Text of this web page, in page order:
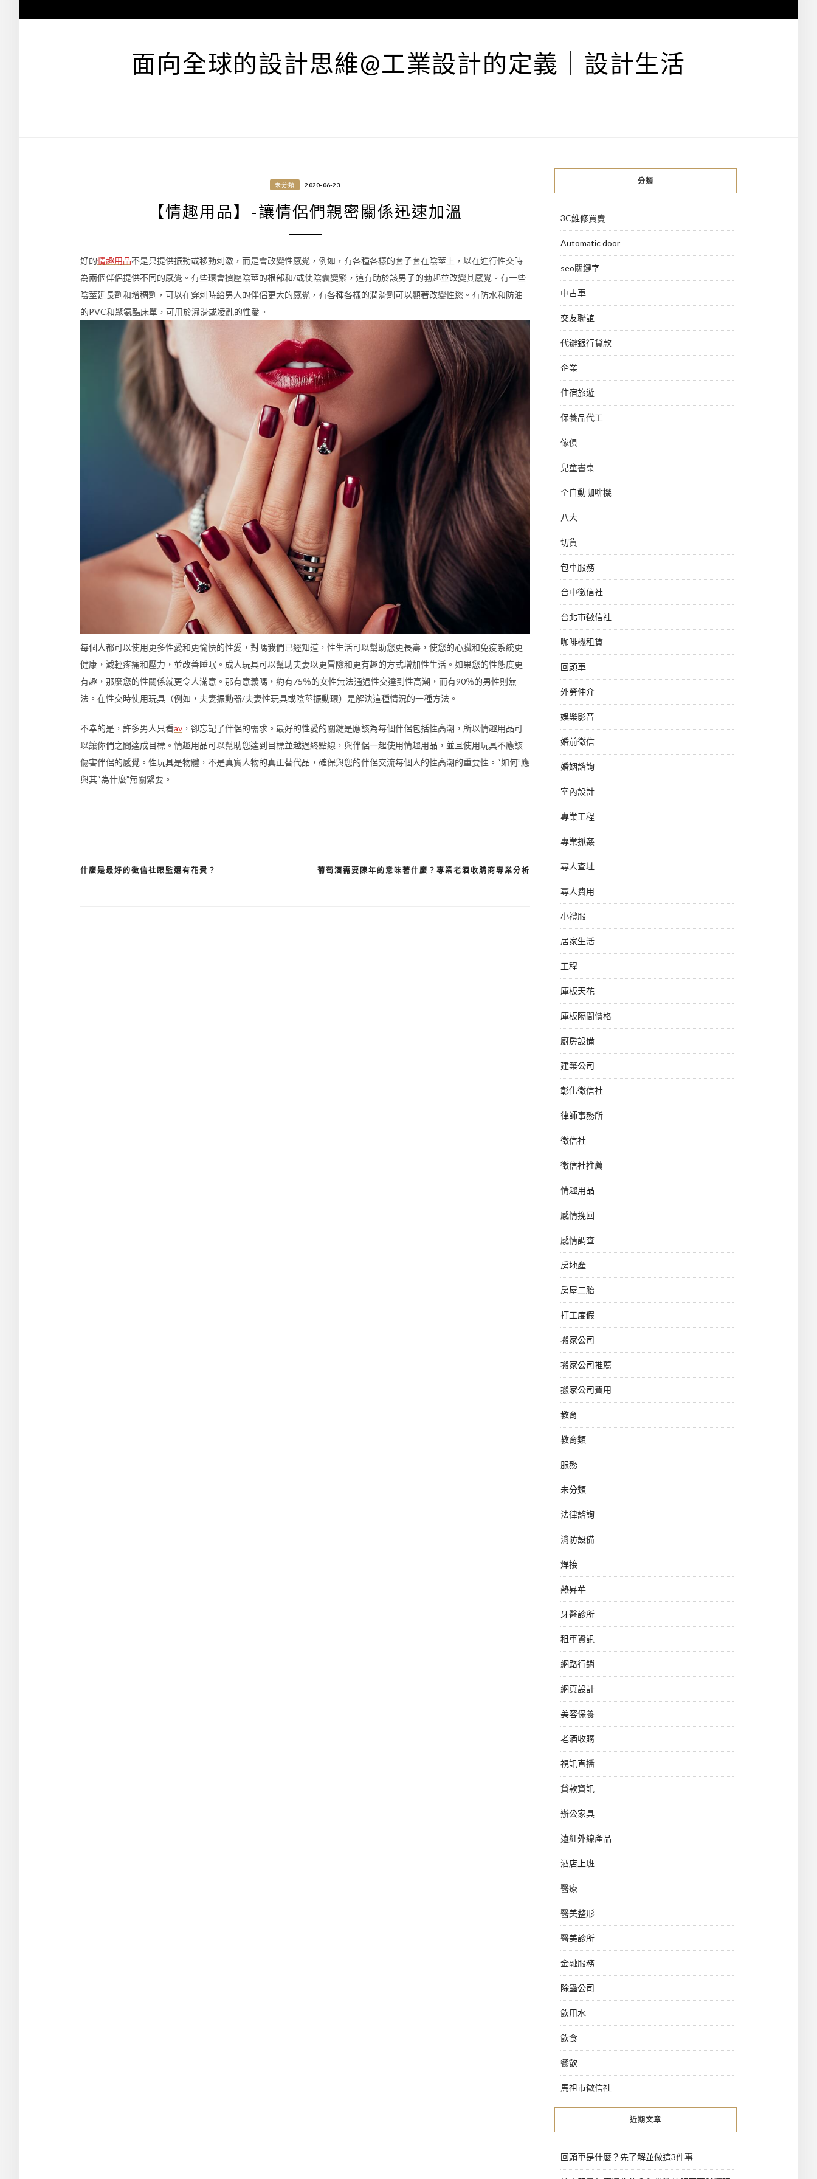
至
面向全球的設計思維@工業設計的定義｜設計生活
未分類 2020-06-23
【情趣用品】-讓情侶們親密關係迅速加溫
好的情趣用品不是只提供振動或移動刺激，而是會改變性感覺，例如，有各種各樣的套子套在陰莖上，以在進行性交時
為兩個伴侶提供不同的感覺。有些環會擠壓陰莖的根部和/或使陰囊變緊，這有助於該男子的勃起並改變其感覺。有一些
陰莖延長劑和增稠劑，可以在穿刺時給男人的伴侶更大的感覺，有各種各樣的潤滑劑可以顯著改變性慾。有防水和防油
的PVC和聚氨酯床單，可用於濕滑或凌亂的性愛。
每個人都可以使用更多性愛和更愉快的性愛，對嗎我們已經知道，性生活可以幫助您更長壽，使您的心臟和免疫系統更
健康，減輕疼痛和壓力，並改善睡眠。成人玩具可以幫助夫妻以更冒險和更有趣的方式增加性生活。如果您的性態度更
有趣，那麼您的性關係就更令人滿意。那有意義嗎，約有75％的女性無法通過性交達到性高潮，而有90％的男性則無
法。在性交時使用玩具（例如，夫妻振動器/夫妻性玩具或陰莖振動環）是解決這種情況的一種方法。
不幸的是，許多男人只看av ，卻忘記了伴侶的需求。最好的性愛的關鍵是應該為每個伴侶包括性高潮，所以情趣用品可
以讓你們之間達成目標。情趣用品可以幫助您達到目標並越過終點線，與伴侶一起使用情趣用品，並且使用玩具不應該
傷害伴侶的感覺。性玩具是物體，不是真實人物的真正替代品，確保與您的伴侶交流每個人的性高潮的重要性。“如何”應
與其“為什麼”無關緊要。
文
葡萄酒需要陳年的意味著什麼？專業老酒收購商專業分析
什麼是最好的徵信社跟監還有花費？
分類
3C維修買賣
Automatic door
seo關鍵字
中古車
交友聯誼
代辦銀行貸款
企業
住宿旅遊
保養品代工
傢俱
兒童書桌
全自動咖啡機
八大
切貨
包車服務
台中徵信社
台北市徵信社
咖啡機租賃
回頭車
外勞仲介
娛樂影音
婚前徵信
婚姻諮詢
室內設計
專業工程
專業抓姦
尋人查址
尋人費用
小禮服
居家生活
工程
庫板天花
庫板隔間價格
廚房設備
建築公司
彰化徵信社
律師事務所
徵信社
徵信社推薦
情趣用品
感情挽回
感情調查
房地產
房屋二胎
打工度假
搬家公司
搬家公司推薦
搬家公司費用
教育
教育類
服務
未分類
法律諮詢
消防設備
焊接
熱昇華
牙醫診所
租車資訊
網路行銷
網頁設計
美容保養
老酒收購
視訊直播
貸款資訊
辦公家具
遠紅外線產品
酒店上班
醫療
醫美整形
醫美診所
金融服務
除蟲公司
飲用水
飲食
餐飲
馬祖市徵信社
近期文章
回頭車是什麼？先了解並做這3件事